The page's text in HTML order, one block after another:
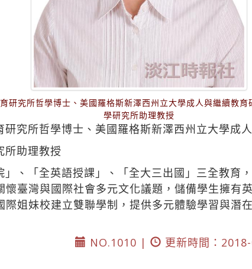
研究所哲學博士、美國羅格斯新澤西州立大學成人與繼續教
學研究所助理教授
究所哲學博士、美國羅格斯新澤西州立大學成
所助理教授
、「全英語授課」、「全大三出國」三全教育
臺灣與國際社會多元文化議題，儲備學生擁有
姐妹校建立雙聯學制，提供多元體驗學習與潛
NO.1010 |
更新時間：